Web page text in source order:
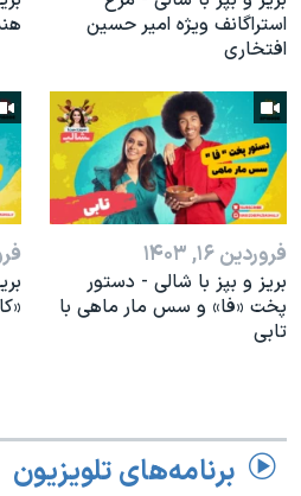
استراگانف ویژه امیر حسین
افتخاری
فروردین ۱۶, ۱۴۰۳
بریز و بپز با شالی - دستور
پخت «فا» و سس مار ماهی با
تابی
برنامه‌های تلویزیون